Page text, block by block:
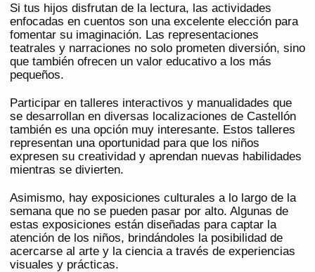
Si tus hijos disfrutan de la lectura, las actividades
enfocadas en cuentos son una excelente elección para
fomentar su imaginación. Las representaciones
teatrales y narraciones no solo prometen diversión, sino
que también ofrecen un valor educativo a los más
pequeños.
Participar en talleres interactivos y manualidades que
se desarrollan en diversas localizaciones de Castellón
también es una opción muy interesante. Estos talleres
representan una oportunidad para que los niños
expresen su creatividad y aprendan nuevas habilidades
mientras se divierten.
Asimismo, hay exposiciones culturales a lo largo de la
semana que no se pueden pasar por alto. Algunas de
estas exposiciones están diseñadas para captar la
atención de los niños, brindándoles la posibilidad de
acercarse al arte y la ciencia a través de experiencias
visuales y prácticas.